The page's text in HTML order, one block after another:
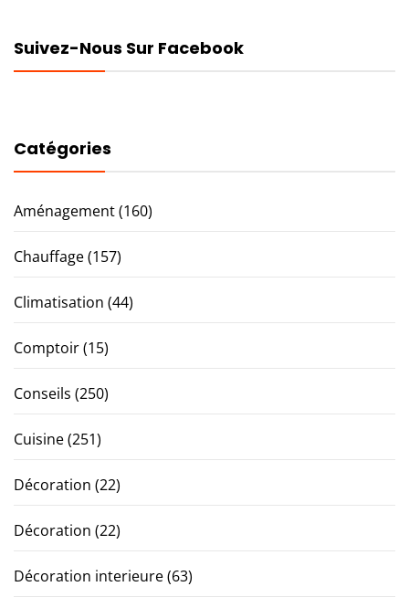
Suivez-Nous Sur Facebook
Catégories
Aménagement(160)
Chauffage(157)
Climatisation (44)
Comptoir(15)
Conseils (250)
Cuisine(251)
Décoration (22)
Décoration (22)
Décoration interieure(63)